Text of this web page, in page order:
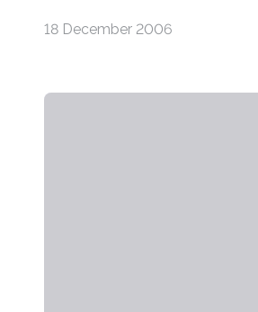
18 December 2006